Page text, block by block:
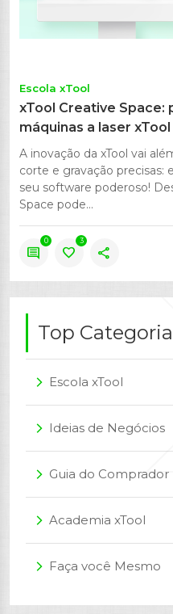
Escola xTool
xTool Creative Space:
máquinas a laser xTool
A inovação da xTool vai
corte e gravação
seu software poderoso!
Space pode...
comment
0
favorite
3
share
Top
arrow_forward_ios Escola xTool
arrow_forward_ios Ideias de Negócios
arrow_forward_ios Guia do Comprador
arrow_forward_ios Academia xTool
arrow_forward_ios Faça você Mesmo